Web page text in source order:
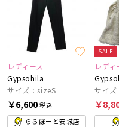
レディース
Gypsohila
サイズ：sizeS
￥6,600税込
ららぽーと安城店
SALE
レディ
サイズ
￥